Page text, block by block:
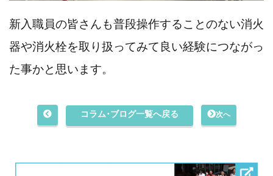
新入職員の皆さんも普段操作することのない消火
器や消火栓を取り扱ってみて良い経験につながっ
た事かと思います。
コラム･ブログ一覧へ戻る 次へ